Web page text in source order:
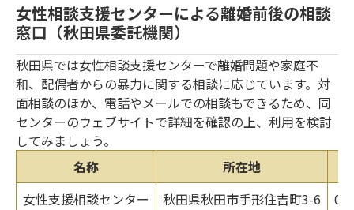
女性相談支援センターによる離婚前後の相談
窓口（秋田県委託機関）
秋田県では女性相談支援センターで離婚問題や家庭不
和、配偶者からの暴力に関する相談に応じています。対
面相談のほか、電話やメールでの相談もできるため、同
センターのウェブサイトで詳細を確認の上、利用を検討
してみましょう。
名称
所在地
女性支援相談センター
秋田県秋田市手形住吉町3-6